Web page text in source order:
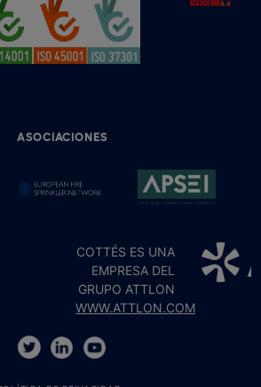
ASOCIACIONES
COTTÉS ES UNA
EMPRESA DEL
GRUPO ATTLON
WWW.ATTLON.COM